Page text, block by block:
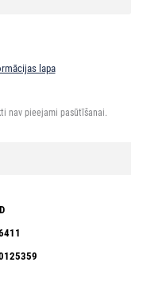
lapa
nav pieejami pasūtīšanai.